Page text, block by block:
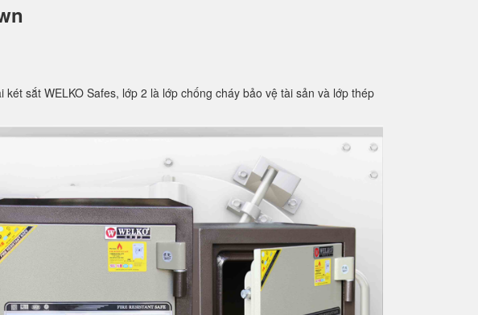
sắt WELKO Safes, lớp 2 là lớp chống cháy bảo vệ tài sản và lớp thép